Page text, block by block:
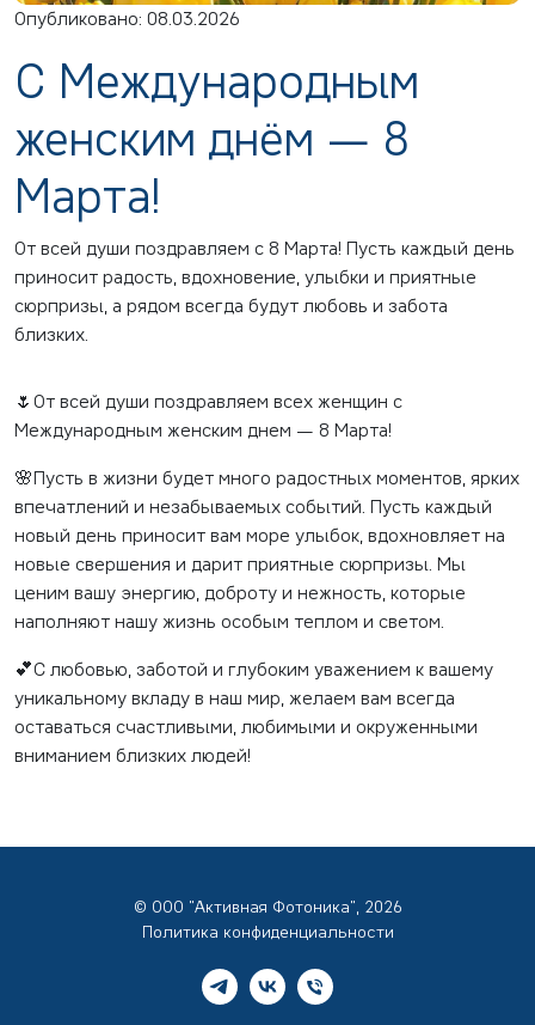
Опубликовано: 08.03.2026
С Международным
женским днём — 8
Марта!
От всей души поздравляем с 8 Марта! Пусть каждый день
приносит радость, вдохновение, улыбки и приятные
сюрпризы, а рядом всегда будут любовь и забота
близких.
🌷От всей души поздравляем всех женщин с
Международным женским днем — 8 Марта!
🌸Пусть в жизни будет много радостных моментов, ярких
впечатлений и незабываемых событий. Пусть каждый
новый день приносит вам море улыбок, вдохновляет на
новые свершения и дарит приятные сюрпризы. Мы
ценим вашу энергию, доброту и нежность, которые
наполняют нашу жизнь особым теплом и светом.
💕С любовью, заботой и глубоким уважением к вашему
уникальному вкладу в наш мир, желаем вам всегда
оставаться счастливыми, любимыми и окруженными
вниманием близких людей!
© ООО "Активная Фотоника", 2026
Политика конфиденциальности